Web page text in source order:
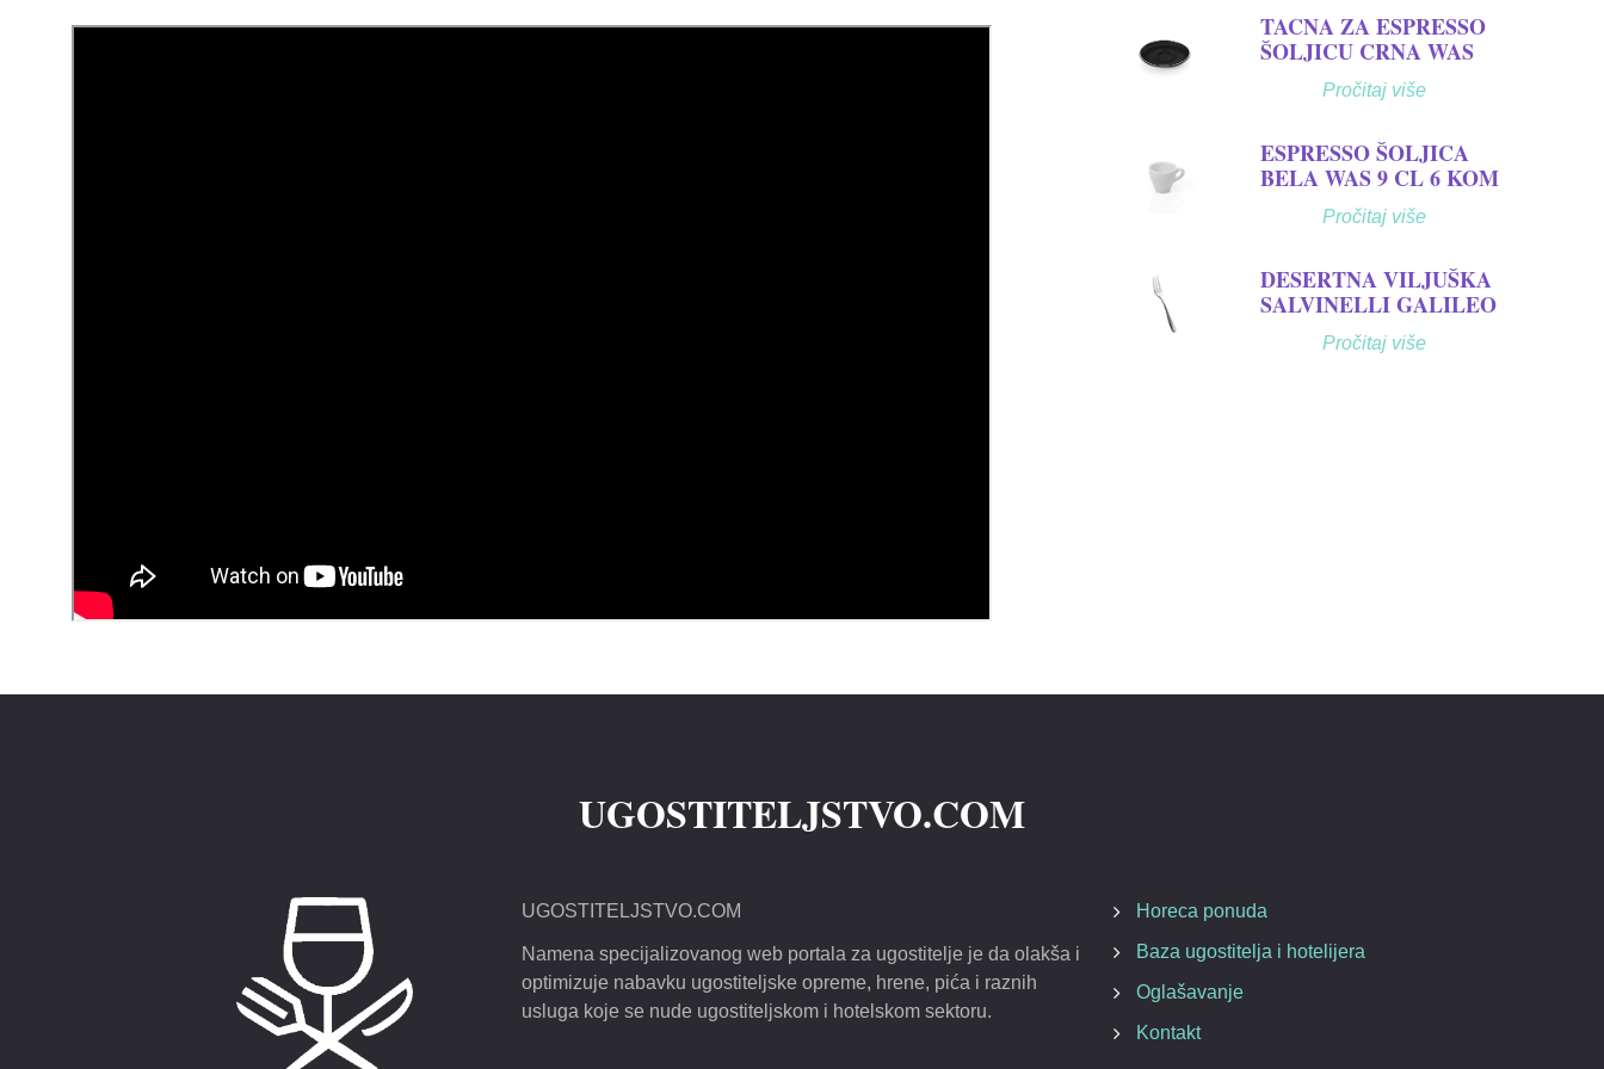
TACNA ZA ESPRESSO
ŠOLJICU CRNA WAS
Pročitaj više
ESPRESSO ŠOLJICA
BELA WAS 9 CL 6 KOM
Pročitaj više
DESERTNA VILJUŠKA
SALVINELLI GALILEO
Pročitaj više
UGOSTITELJSTVO.COM
UGOSTITELJSTVO.COM
Namena specijalizovanog web portala za ugostitelje je da olakša i
optimizuje nabavku ugostiteljske opreme, hrene, pića i raznih
usluga koje se nude ugostiteljskom i hotelskom sektoru.
Horeca ponuda
Baza ugostitelja i hotelijera
Oglašavanje
Kontakt